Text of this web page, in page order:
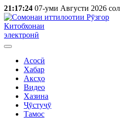
21:17:24 07-уми Августи 2026 сол
Китобхонаи
электронӣ
Асосӣ
Хабар
Аксҳо
Видео
Хазина
Ҷӯстуҷӯ
Тамос